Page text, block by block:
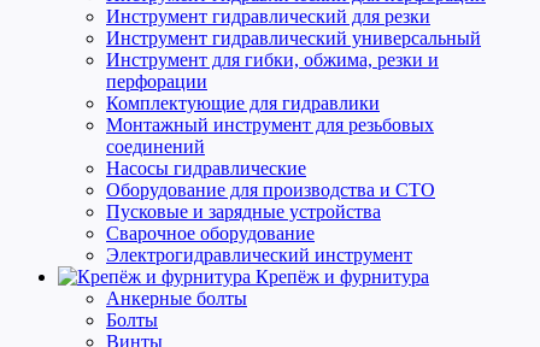
Инструмент гидравлический для резки
Инструмент гидравлический универсальный
Инструмент для гибки, обжима, резки и
перфорации
Комплектующие для гидравлики
Монтажный инструмент для резьбовых
соединений
Насосы гидравлические
Оборудование для производства и СТО
Пусковые и зарядные устройства
Сварочное оборудование
Электрогидравлический инструмент
Крепёж и фурнитура
Анкерные болты
Болты
Винты